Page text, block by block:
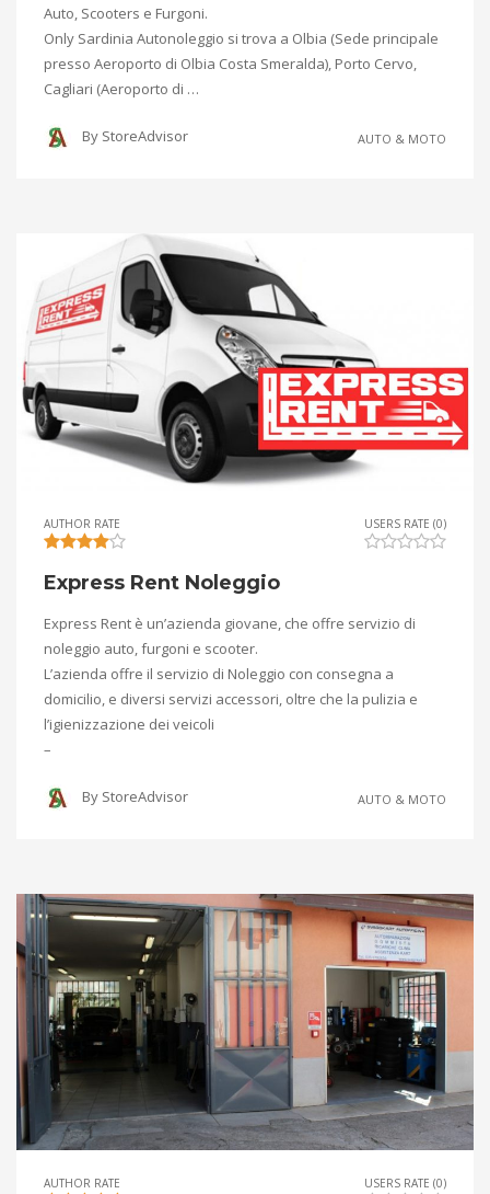
Auto, Scooters e Furgoni.
Only Sardinia Autonoleggio si trova a Olbia (Sede principale
presso Aeroporto di Olbia Costa Smeralda), Porto Cervo,
Cagliari (Aeroporto di …
By StoreAdvisor AUTO & MOTO
AUTHOR RATE USERS RATE (0)
Express Rent Noleggio
Express Rent è un’azienda giovane, che offre servizio di
noleggio auto, furgoni e scooter.
L’azienda offre il servizio di Noleggio con consegna a
domicilio, e diversi servizi accessori, oltre che la pulizia e
l’igienizzazione dei veicoli
–
By StoreAdvisor AUTO & MOTO
AUTHOR RATE USERS RATE (0)